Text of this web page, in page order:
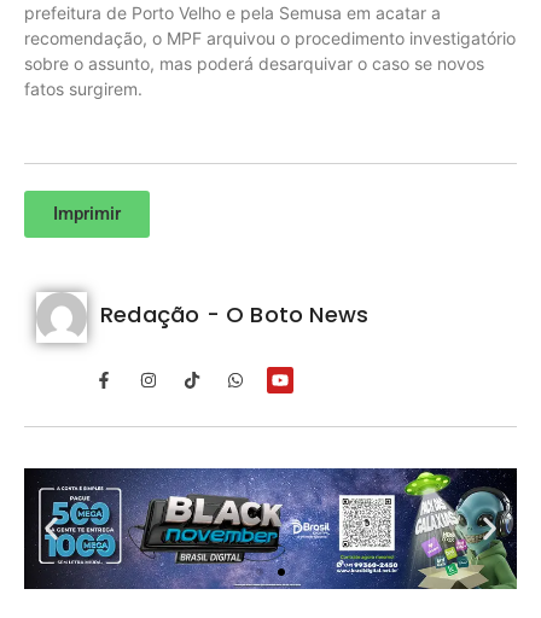
prefeitura de Porto Velho e pela Semusa em acatar a
recomendação, o MPF arquivou o procedimento investigatório
sobre o assunto, mas poderá desarquivar o caso se novos
fatos surgirem.
Imprimir
Redação - O Boto News